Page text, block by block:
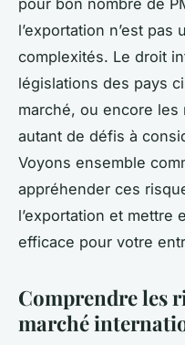
l’exportation n’est
complexités. Le droit
législations des pays
marché, ou encore
autant de défis à
Voyons ensemble
appréhender ces
l’exportation et mettre
efficace pour votre
Comprendre les
marché